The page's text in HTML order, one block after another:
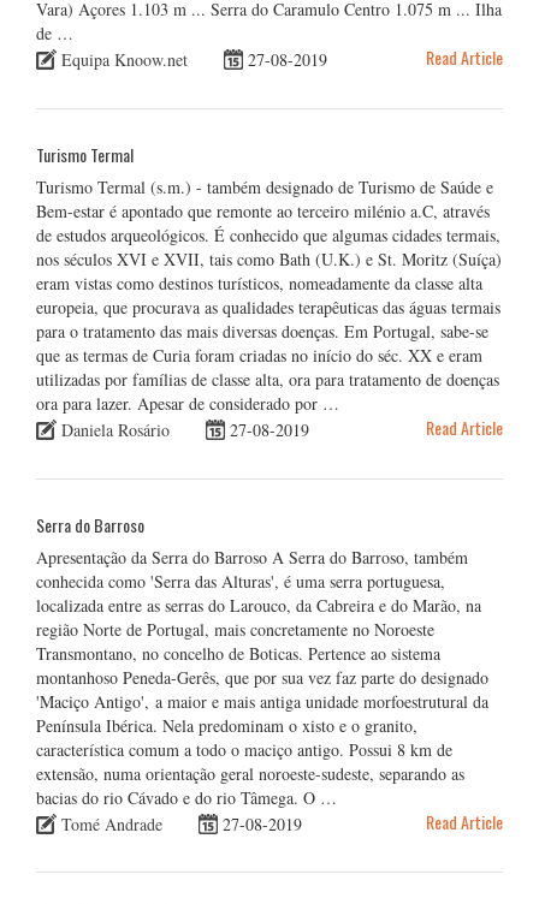
Vara) Açores 1.103 m ... Serra do Caramulo Centro 1.075 m ... Ilha
de …
Equipa Knoow.net
27-08-2019 Read Article
Turismo Termal
Turismo Termal (s.m.) - também designado de Turismo de Saúde e
Bem-estar é apontado que remonte ao terceiro milénio a.C, através
de estudos arqueológicos. É conhecido que algumas cidades termais,
nos séculos XVI e XVII, tais como Bath (U.K.) e St. Moritz (Suíça)
eram vistas como destinos turísticos, nomeadamente da classe alta
europeia, que procurava as qualidades terapêuticas das águas termais
para o tratamento das mais diversas doenças. Em Portugal, sabe-se
que as termas de Curia foram criadas no início do séc. XX e eram
utilizadas por famílias de classe alta, ora para tratamento de doenças
ora para lazer. Apesar de considerado por …
Daniela Rosário
27-08-2019 Read Article
Serra do Barroso
Apresentação da Serra do Barroso A Serra do Barroso, também
conhecida como 'Serra das Alturas', é uma serra portuguesa,
localizada entre as serras do Larouco, da Cabreira e do Marão, na
região Norte de Portugal, mais concretamente no Noroeste
Transmontano, no concelho de Boticas. Pertence ao sistema
montanhoso Peneda-Gerês, que por sua vez faz parte do designado
'Maciço Antigo', a maior e mais antiga unidade morfoestrutural da
Península Ibérica. Nela predominam o xisto e o granito,
característica comum a todo o maciço antigo. Possui 8 km de
extensão, numa orientação geral noroeste-sudeste, separando as
bacias do rio Cávado e do rio Tâmega. O …
Tomé Andrade
27-08-2019 Read Article